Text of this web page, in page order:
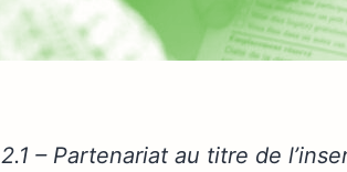
2.1 – Partenariat au titre de